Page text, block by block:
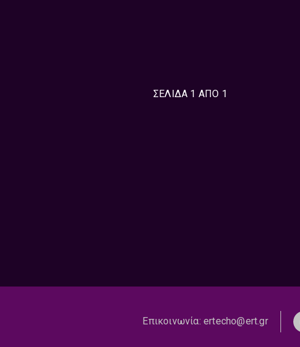
ΣΕΛΙΔΑ 1 ΑΠΟ 1
Επικοινωνία:ertecho@ert.gr